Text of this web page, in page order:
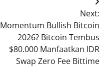
Next:
Momentum Bullish Bitcoin
2026? Bitcoin Tembus
$80.000 Manfaatkan IDR
Swap Zero Fee Bittime